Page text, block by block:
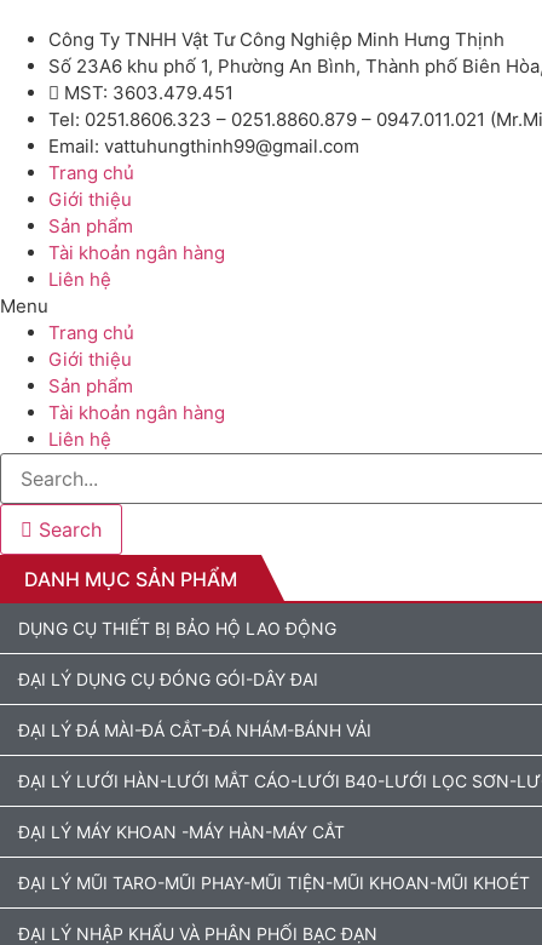
Công Ty TNHH Vật Tư Công Nghiệp Minh Hưng Thịnh
Số 23A6 khu phố 1, Phường An Bình, Thành phố Biên
MST: 3603.479.451
Tel: 0251.8606.323 – 0251.8860.879 – 0947.011.021
Email: vattuhungthinh99@gmail.com
Trang chủ
Giới thiệu
Sản phẩm
Tài khoản ngân hàng
Liên hệ
Menu
Trang chủ
Giới thiệu
Sản phẩm
Tài khoản ngân hàng
Liên hệ
Search
DANH MỤC SẢN PHẨM
DỤNG CỤ THIẾT BỊ BẢO HỘ LAO ĐỘNG
ĐẠI LÝ DỤNG CỤ ĐÓNG GÓI-DÂY ĐAI
ĐẠI LÝ ĐÁ MÀI-ĐÁ CẮT-ĐÁ NHÁM-BÁNH VẢI
ĐẠI LÝ LƯỚI HÀN-LƯỚI MẮT CÁO-LƯỚI B40-LƯỚI LỌC SƠN-
ĐẠI LÝ MÁY KHOAN -MÁY HÀN-MÁY CẮT
ĐẠI LÝ MŨI TARO-MŨI PHAY-MŨI TIỆN-MŨI KHOAN-MŨI KHOÉT
ĐẠI LÝ NHẬP KHẨU VÀ PHÂN PHỐI BẠC ĐẠN